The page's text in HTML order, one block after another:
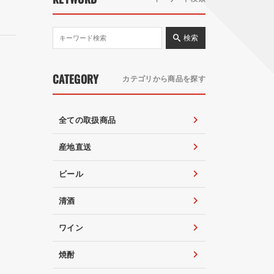
検索
CATEGORY カテゴリから商品を探す
全ての取扱商品
産地直送
ビール
清酒
ワイン
焼酎